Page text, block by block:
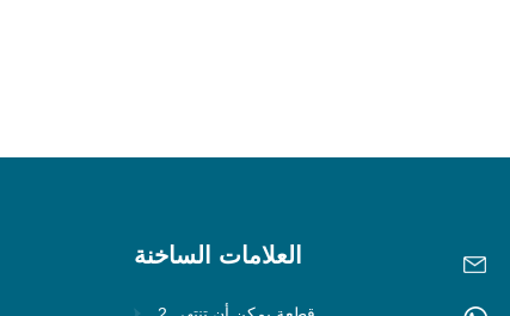
العلامات الساخنة